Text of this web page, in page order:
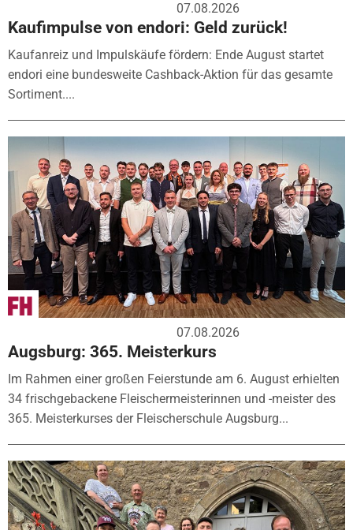
07.08.2026
Kaufimpulse von endori: Geld zurück!
Kaufanreiz und Impulskäufe fördern: Ende August startet
endori eine bundesweite Cashback-Aktion für das gesamte
Sortiment....
07.08.2026
Augsburg: 365. Meisterkurs
Im Rahmen einer großen Feierstunde am 6. August erhielten
34 frischgebackene Fleischermeisterinnen und -meister des
365. Meisterkurses der Fleischerschule Augsburg...